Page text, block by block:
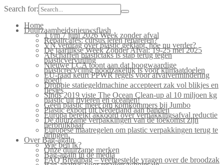
Search for:
Home
Duurzaamheidsnieuwsflash
1 t/m 7 juni 2026 Week zonder afval
Repaircafés: cursus leren repareren?
VN verdrag over plastic geklapt, hoe nu verder?
De jaarlijkse Week Zonder Afval: 19-25 mei 2025
Afschaffen plastictaks is stap terug tegen
plasticvervuiling
Nieuwe LCA toont aan dat hoogwaardige
plasticrecycling noodzakelijk is voor klimaatdoelen
EU-raad keurt PPWR regels voor afvalvermindering
goed!
Droppie statiegeldmachine accepteert zak vol blikjes en
flesjes
Sinds 2019 viste The Ocean Clean-up al 10 miljoen kg
plastic uit rivieren en oceanen!
Geen plastic meer om komkommers bij Jumbo
Plastic export uit Nederland aan banden
Europa bereikt akkoord over verpakkingsafval reductie
De duurzame verpakkingen van de toekomst zijn
herbruikbaar
Europese maatregelen om plastic verpakkingen terug te
dringen.
Over Bag-again
Wie ben ik?
Onze duurzame merken
Bag-again in de media
FAQ Breadbag – veelgestelde vragen over de broodzak